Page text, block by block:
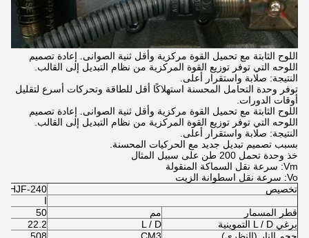
اللوح الثابتة مع تحميل القوة مركزية وأقل ثنية الصوانى. إعادة تصميم
اللوحه التي توفر توزيع القوة المركزية من نظام التبديل إلى القالب.
النتيجة: صلابة واستقرار أعلى.
توفر وحدة التحامل المحسنة استهلاكًا أقل للطاقة وتحركات أسرع لتقليل
أوقات الدورات.
اللوح الثابتة مع تحميل القوة مركزية وأقل ثنية الصوانى. إعادة تصميم
اللوحه التي توفر توزيع القوة المركزية من نظام التبديل إلى القالب.
النتيجة: صلابة واستقرار أعلى.
بسبب تصميم تبديل جديد مع الحركيات المحسنة.
خذ وحدة تحمل 200 طن على سبيل المثال
Vm: سرعة نقل السماكة المنقولة
Vo: سرعة نقل اسطوانة الزيت
تخصيص
HJF-240
ا
قطر المسمار
مم
50
برغي L / D التموينية
L / D
22.2